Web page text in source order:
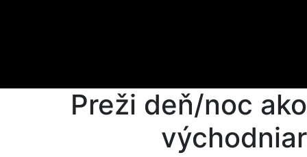
Preži deň/noc ako
východniar